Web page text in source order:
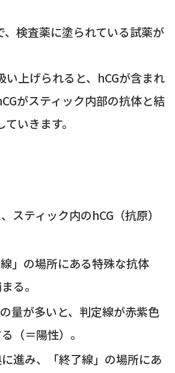
、検査薬に塗られている試薬が
い上げられると、hCGが含まれ
がスティック内部の抗体と結
いきます。
スティック内のhCG（抗原）
」の場所にある特殊な抗体
る。
量が多いと、判定線が赤紫色
（＝陽性）。
進み、「終了線」の場所にあ